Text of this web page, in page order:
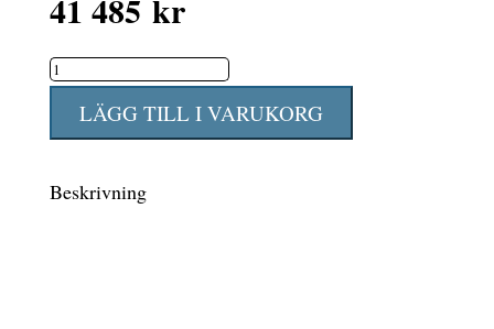
41 485 kr
Himmelsnäs
soffgrupp
grå
LÄGG TILL I VARUKORG
Beskrivning